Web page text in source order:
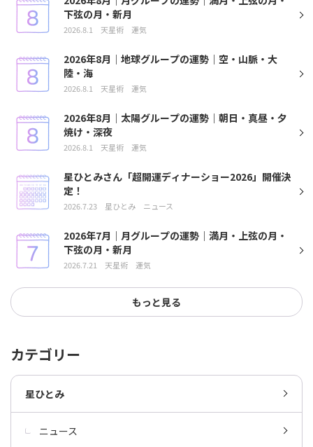
下弦の月・新月
2026.8.1 天星術 運気
2026年8月｜地球グループの運勢｜空・山脈・大
陸・海
2026.8.1 天星術 運気
2026年8月｜太陽グループの運勢｜朝日・真昼・夕
焼け・深夜
2026.8.1 天星術 運気
星ひとみさん「超開運ディナーショー2026」開催決
定！
2026.7.23 星ひとみ ニュース
2026年7月｜月グループの運勢｜満月・上弦の月・
下弦の月・新月
2026.7.21 天星術 運気
もっと見る
カテゴリー
星ひとみ
ニュース